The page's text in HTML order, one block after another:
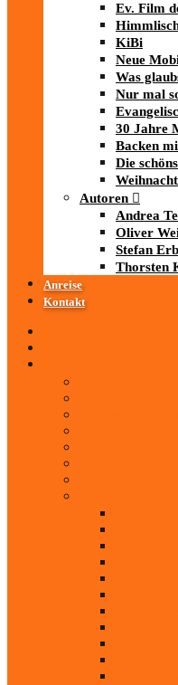
Ev. Film
KiBi
Neue
Was
Nur mal
30 Jahre
Backen
Die
Autoren
Andrea
Oliver
Stefan
Thorsten
Anreise
Kontakt